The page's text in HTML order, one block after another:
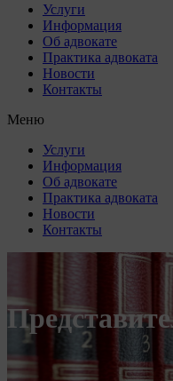
Услуги
Информация
Об адвокате
Практика адвоката
Новости
Контакты
Меню
Услуги
Информация
Об адвокате
Практика адвоката
Новости
Контакты